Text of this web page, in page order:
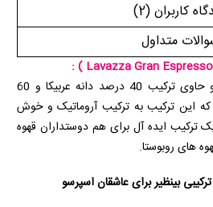
کاربران(2)
متداول
( Lavazza Gran
:
.دانه قهوه لاوازا گرن اسپرسو حاوی ترکیب 40 درصد دانه عربیکا و 60
که این ترکیب به ترکیب آروماتیک و خوش
ترکیب ایده آل برای هم دوستداران قهوه
های روبوستا.
بینظیر برای عاشقان اسپرسو